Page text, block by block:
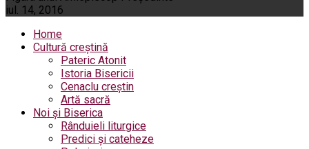
iul. 14, 2016
Home
Cultură creștină
Pateric Atonit
Istoria Bisericii
Cenaclu creștin
Artă sacră
Noi și Biserica
Rânduieli liturgice
Predici și cateheze